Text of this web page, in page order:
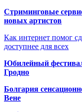
Стриминговые
новых артистов
Как интернет помог
доступнее для всех
Юбилейный
Гродно
Болгария
Вене